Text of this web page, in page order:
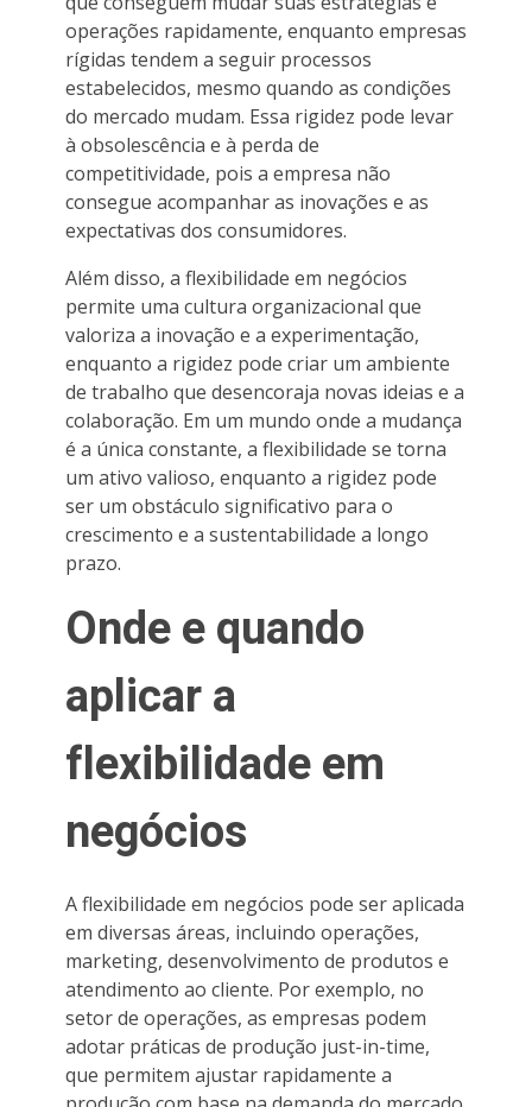
operações rapidamente, enquanto empresas
rígidas tendem a seguir processos
estabelecidos, mesmo quando as condições
do mercado mudam. Essa rigidez pode levar
à obsolescência e à perda de
competitividade, pois a empresa não
consegue acompanhar as inovações e as
expectativas dos consumidores.
Além disso, a flexibilidade em negócios
permite uma cultura organizacional que
valoriza a inovação e a experimentação,
enquanto a rigidez pode criar um ambiente
de trabalho que desencoraja novas ideias e a
colaboração. Em um mundo onde a mudança
é a única constante, a flexibilidade se torna
um ativo valioso, enquanto a rigidez pode
ser um obstáculo significativo para o
crescimento e a sustentabilidade a longo
prazo.
Onde e quando
aplicar a
flexibilidade em
negócios
A flexibilidade em negócios pode ser aplicada
em diversas áreas, incluindo operações,
marketing, desenvolvimento de produtos e
atendimento ao cliente. Por exemplo, no
setor de operações, as empresas podem
adotar práticas de produção just-in-time,
que permitem ajustar rapidamente a